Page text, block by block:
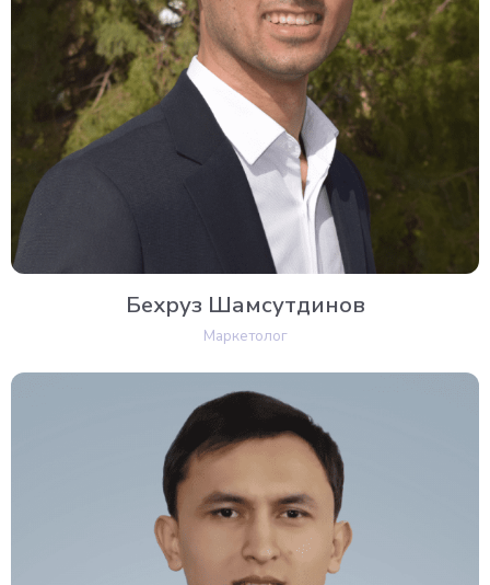
Бехруз Шамсутдинов
Маркетолог